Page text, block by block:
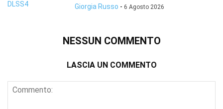
Giorgia Russo - 6 Agosto 2026
NESSUN COMMENTO
LASCIA UN COMMENTO